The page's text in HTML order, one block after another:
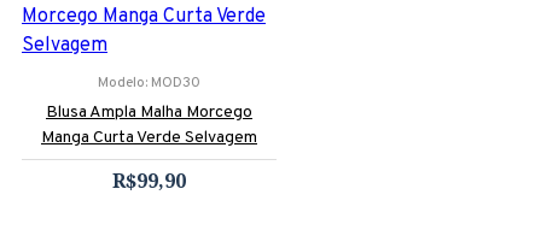
Modelo: MOD30
Blusa Ampla Malha Morcego
Manga Curta Verde Selvagem
R$99,90